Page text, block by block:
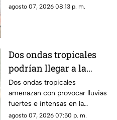
perrito callejero, el cual fue
agosto 07, 2026 08:13 p. m.
Dos ondas tropicales
podrían llegar a la
Península de Yucatán y
provocar varios días de
lluvias; esto se sabe
Dos ondas tropicales
amenazan con provocar lluvias
fuertes e intensas en la
Península de Yucatán, por lo
agosto 07, 2026 07:50 p. m.